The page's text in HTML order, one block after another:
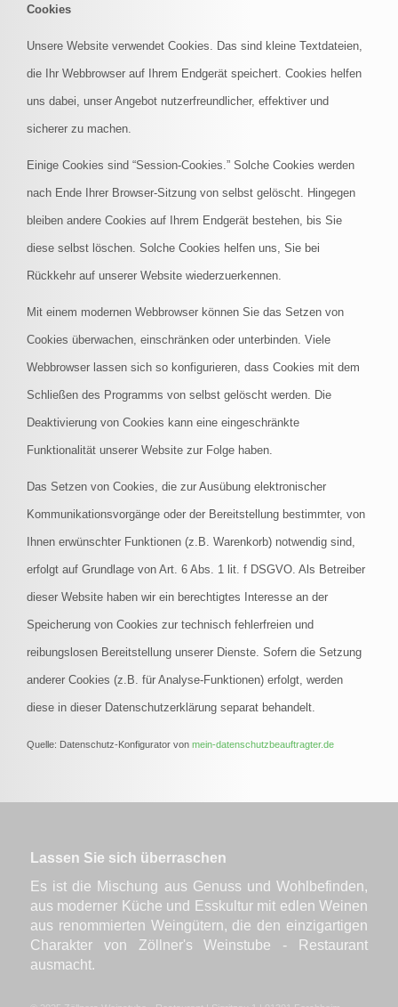
Cookies
Unsere Website verwendet Cookies. Das sind kleine Textdateien,
die Ihr Webbrowser auf Ihrem Endgerät speichert. Cookies helfen
uns dabei, unser Angebot nutzerfreundlicher, effektiver und
sicherer zu machen.
Einige Cookies sind “Session-Cookies.” Solche Cookies werden
nach Ende Ihrer Browser-Sitzung von selbst gelöscht. Hingegen
bleiben andere Cookies auf Ihrem Endgerät bestehen, bis Sie
diese selbst löschen. Solche Cookies helfen uns, Sie bei
Rückkehr auf unserer Website wiederzuerkennen.
Mit einem modernen Webbrowser können Sie das Setzen von
Cookies überwachen, einschränken oder unterbinden. Viele
Webbrowser lassen sich so konfigurieren, dass Cookies mit dem
Schließen des Programms von selbst gelöscht werden. Die
Deaktivierung von Cookies kann eine eingeschränkte
Funktionalität unserer Website zur Folge haben.
Das Setzen von Cookies, die zur Ausübung elektronischer
Kommunikationsvorgänge oder der Bereitstellung bestimmter, von
Ihnen erwünschter Funktionen (z.B. Warenkorb) notwendig sind,
erfolgt auf Grundlage von Art. 6 Abs. 1 lit. f DSGVO. Als Betreiber
dieser Website haben wir ein berechtigtes Interesse an der
Speicherung von Cookies zur technisch fehlerfreien und
reibungslosen Bereitstellung unserer Dienste. Sofern die Setzung
anderer Cookies (z.B. für Analyse-Funktionen) erfolgt, werden
diese in dieser Datenschutzerklärung separat behandelt.
Quelle: Datenschutz-Konfigurator von mein-datenschutzbeauftragter.de
Lassen Sie sich überraschen
Es ist die Mischung aus Genuss und Wohlbefinden,
aus moderner Küche und Esskultur mit edlen Weinen
aus renommierten Weingütern, die den einzigartigen
Charakter von Zöllner's Weinstube - Restaurant
ausmacht.